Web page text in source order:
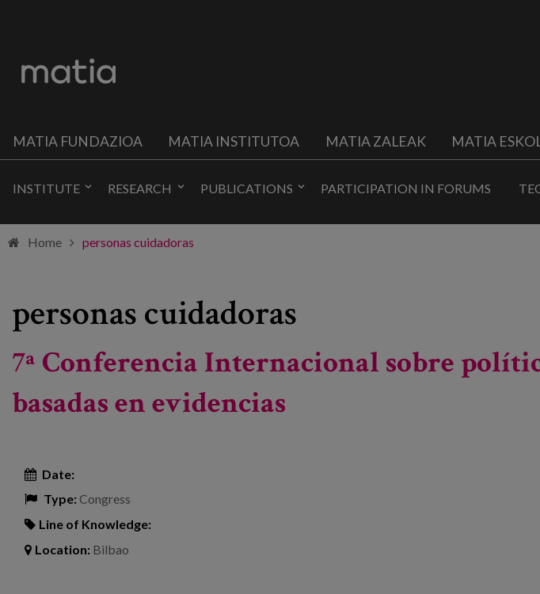
MATIA FUNDAZIOA MATIA INSTITUTOA MATIA ZALEAK MATIA
INSTITUTE RESEARCH PUBLICATIONS PARTICIPATION IN FORUMS
Home personas cuidadoras
personas cuidadoras
7ª Conferencia Internacional sobre
basadas en evidencias
Date:
Type:Congress
Line of Knowledge:
Location: Bilbao